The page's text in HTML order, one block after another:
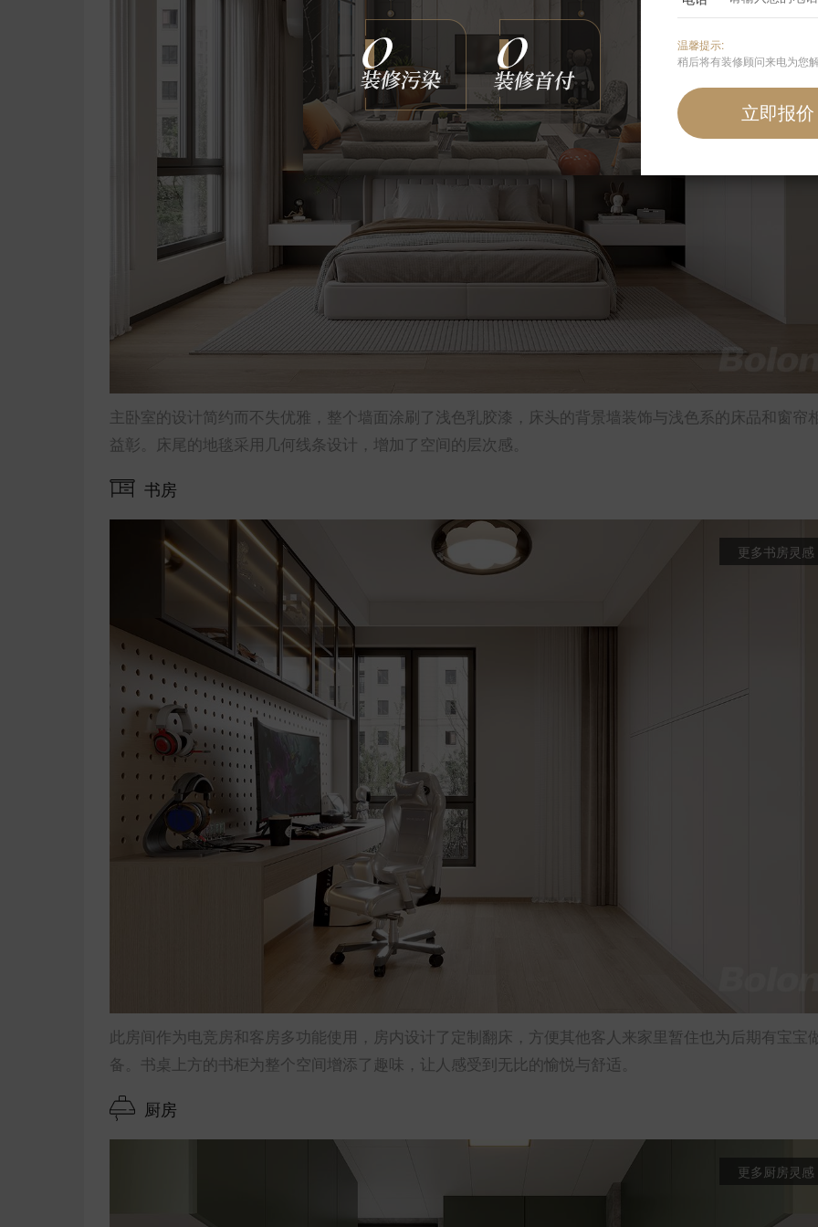
主卧室的设计简约而不失优雅，整个墙面涂刷了浅色乳胶漆，床头的背景墙装饰与浅色系的床品和窗帘
益彰。床尾的地毯采用几何线条设计，增加了空间的层次感。
书房
更多书房灵感
此房间作为电竞房和客房多功能使用，房内设计了定制翻床，方便其他客人来家里暂住也为后期有宝宝
备。书桌上方的书柜为整个空间增添了趣味，让人感受到无比的愉悦与舒适。
厨房
更多厨房灵感
温馨提示:
稍后将有装修顾问来电为您